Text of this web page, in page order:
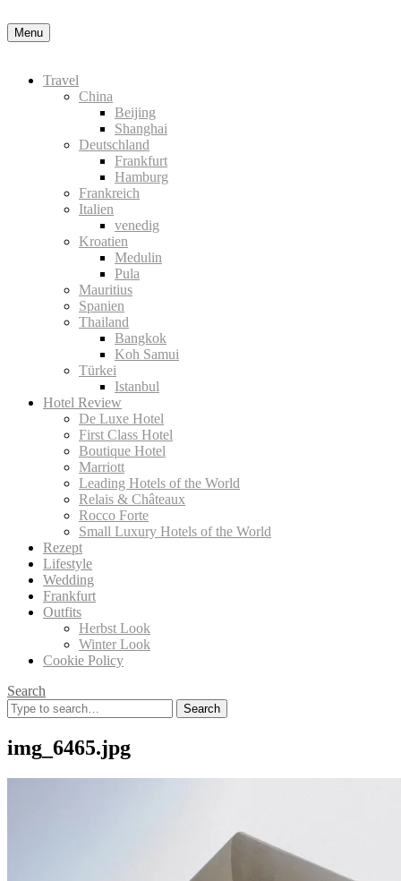
Menu
Travel
China
Beijing
Shanghai
Deutschland
Frankfurt
Hamburg
Frankreich
Italien
venedig
Kroatien
Medulin
Pula
Mauritius
Spanien
Thailand
Bangkok
Koh Samui
Türkei
Istanbul
Hotel Review
De Luxe Hotel
First Class Hotel
Boutique Hotel
Marriott
Leading Hotels of the World
Relais & Châteaux
Rocco Forte
Small Luxury Hotels of the World
Rezept
Lifestyle
Wedding
Frankfurt
Outfits
Herbst Look
Winter Look
Cookie Policy
Search
Search
for:
img_6465.jpg